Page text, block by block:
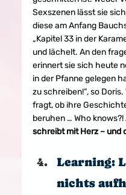
Sexszenen lässt sie
diese am Anfang
„Kapitel 33 in der
und lächelt. An den
erinnert sie sich heute
in der Pfanne gelegen
zu schreiben!“, so
fragt, ob ihre
beruhen … Who
schreibt mit Herz – und
Learning:
nichts